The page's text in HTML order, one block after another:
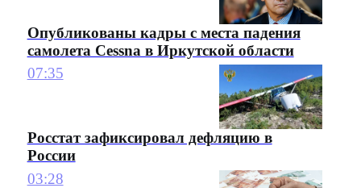
Опубликованы кадры с места падения
самолета Cessna в Иркутской области
07:35
Росстат зафиксировал дефляцию в
России
03:28